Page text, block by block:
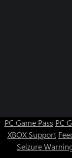
PC Game Pass PC
XBOX Support
Seizure